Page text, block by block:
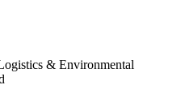
& Environmental